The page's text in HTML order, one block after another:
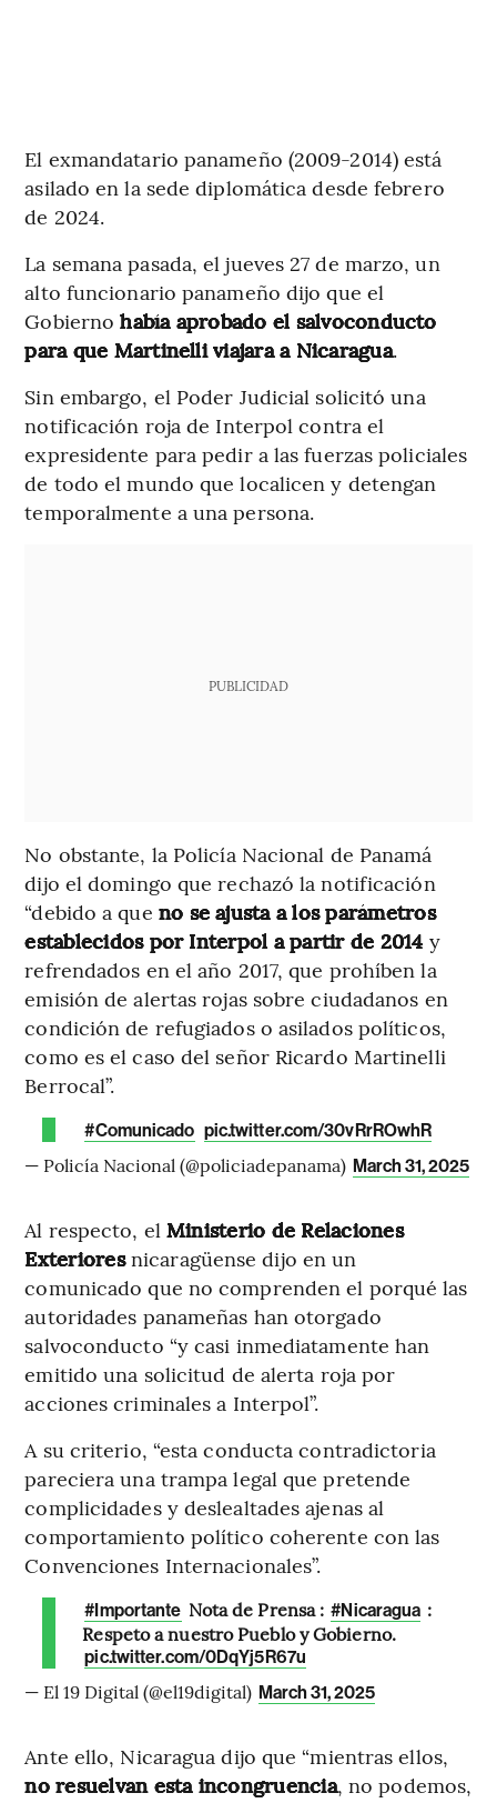
El exmandatario panameño (2009-2014) está
asilado en la sede diplomática desde febrero
de 2024.
La semana pasada, el jueves 27 de marzo, un
alto funcionario panameño dijo que el
Gobiernohabía aprobado el salvoconducto
para que Martinelli viajara a Nicaragua.
Sin embargo, el Poder Judicial solicitó una
notificación roja de Interpol contra el
expresidente para pedir a las fuerzas policiales
de todo el mundo que localicen y detengan
temporalmente a una persona.
PUBLICIDAD
No obstante, la Policía Nacional de Panamá
dijo el domingo que rechazó la notificación
“debido a que no se ajusta a los parámetros
establecidos por Interpol a partir de 2014 y
refrendados en el año 2017, que prohíben la
emisión de alertas rojas sobre ciudadanos en
condición de refugiados o asilados políticos,
como es el caso del señor Ricardo Martinelli
Berrocal”.
#Comunicado pic.twitter.com/30vRrROwhR
— Policía Nacional (@policiadepanama) March 31, 2025
Al respecto, el Ministerio de Relaciones
Exterioresnicaragüense dijo en un
comunicado que no comprenden el porqué las
autoridades panameñas han otorgado
salvoconducto “y casi inmediatamente han
emitido una solicitud de alerta roja por
acciones criminales a Interpol”.
A su criterio, “esta conducta contradictoria
pareciera una trampa legal que pretende
complicidades y deslealtades ajenas al
comportamiento político coherente con las
Convenciones Internacionales”.
#Importante Nota de Prensa : #Nicaragua :
Respeto a nuestro Pueblo y Gobierno.
pic.twitter.com/0DqYj5R67u
— El 19 Digital (@el19digital) March 31, 2025
Ante ello, Nicaragua dijo que “mientras ellos,
no resuelvan esta incongruencia, no podemos,